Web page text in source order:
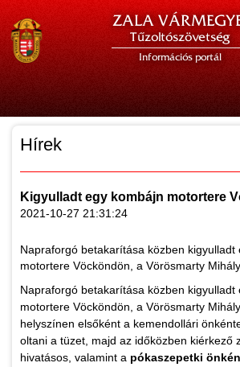
ZALA
Tűzoltószövetség
Információs portál
Hírek
Kigyulladt egy kombájn motortere
2021-10-27 21:31:24
Napraforgó betakarítása közben kigyulladt
motortere Vöcköndön, a Vörösmarty
Napraforgó betakarítása közben kigyulladt
motortere Vöcköndön, a Vörösmarty
helyszínen elsőként a kemendollári
oltani a tüzet, majd az időközben kiérkező
hivatásos, valamint a pókaszepetki